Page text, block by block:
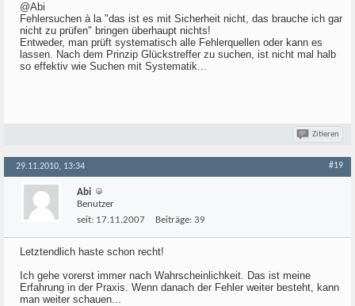
@Abi
Fehlersuchen à la "das ist es mit Sicherheit nicht, das brauche ich gar
nicht zu prüfen" bringen überhaupt nichts!
Entweder, man prüft systematisch alle Fehlerquellen oder kann es
lassen. Nach dem Prinzip Glückstreffer zu suchen, ist nicht mal halb
so effektiv wie Suchen mit Systematik...
Zitieren
29.11.2010, 13:34 #19
Abi
Benutzer
seit: 17.11.2007 Beiträge: 39
Letztendlich haste schon recht!
Ich gehe vorerst immer nach Wahrscheinlichkeit. Das ist meine
Erfahrung in der Praxis. Wenn danach der Fehler weiter besteht, kann
man weiter schauen...